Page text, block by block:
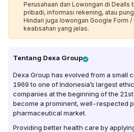
Perusahaan dan Lowongan di Dealls
pribadi, informasi rekening, atau
Hindari juga lowongan Google Form /
keabsahan yang jelas.
Tentang Dexa Group
Dexa Group has evolved from a small
1969 to one of Indonesia’s largest
companies at the beginning of the
become a prominent, well-respected
pharmaceutical market.
Providing better health care by